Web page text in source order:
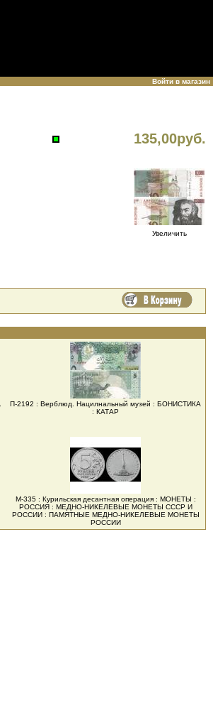
Войти в магазин
135,00руб.
Увеличить
П-2192 : Верблюд. Нацилнальный музей : БОНИСТИКА
: КАТАР
М-335 : Курильская десантная операция : МОНЕТЫ :
РОССИЯ : МЕДНО-НИКЕЛЕВЫЕ МОНЕТЫ СССР И
РОССИИ : ПАМЯТНЫЕ МЕДНО-НИКЕЛЕВЫЕ МОНЕТЫ
РОССИИ